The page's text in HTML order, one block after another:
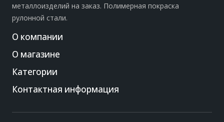
металлоизделий на заказ. Полимерная покраска
рулонной стали.
О компании
О магазине
Категории
Контактная информация